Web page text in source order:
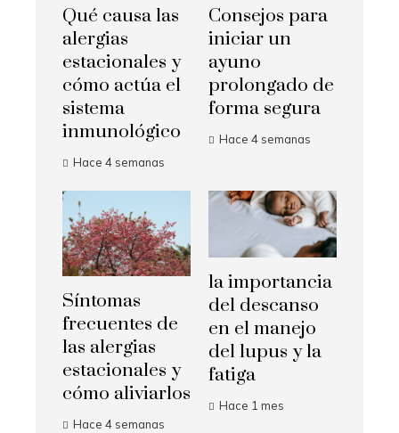
Qué causa las
alergias
estacionales y
cómo actúa el
sistema
inmunológico
Hace 4 semanas
Consejos para
iniciar un
ayuno
prolongado de
forma segura
Hace 4 semanas
Síntomas
frecuentes de
las alergias
estacionales y
cómo aliviarlos
Hace 4 semanas
la importancia
del descanso
en el manejo
del lupus y la
fatiga
Hace 1 mes